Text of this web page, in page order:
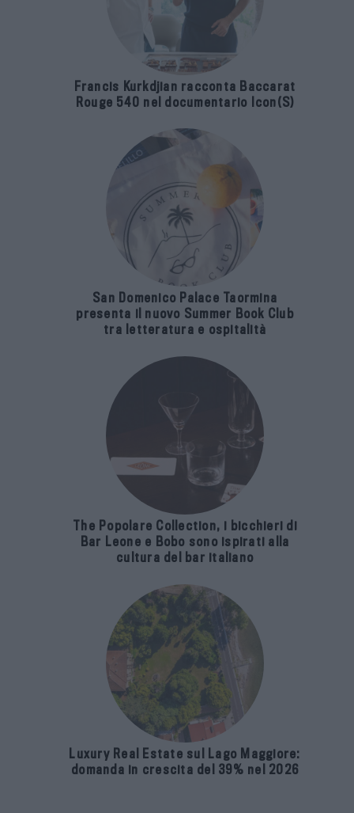
Francis Kurkdjian racconta Baccarat
Rouge 540 nel documentario Icon(S)
San Domenico Palace Taormina
presenta il nuovo Summer Book Club
tra letteratura e ospitalità
The Popolare Collection, i bicchieri di
Bar Leone e Bobo sono ispirati alla
cultura del bar italiano
Luxury Real Estate sul Lago Maggiore:
domanda in crescita del 39% nel 2026